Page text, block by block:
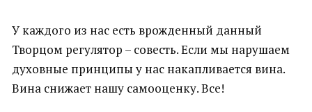
У каждого из нас есть врожденный данный
Творцом регулятор – совесть. Если мы нарушаем
духовные принципы у нас накапливается вина.
Вина снижает нашу самооценку. Все!